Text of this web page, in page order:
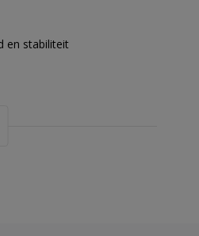
en stabiliteit
kg in rack